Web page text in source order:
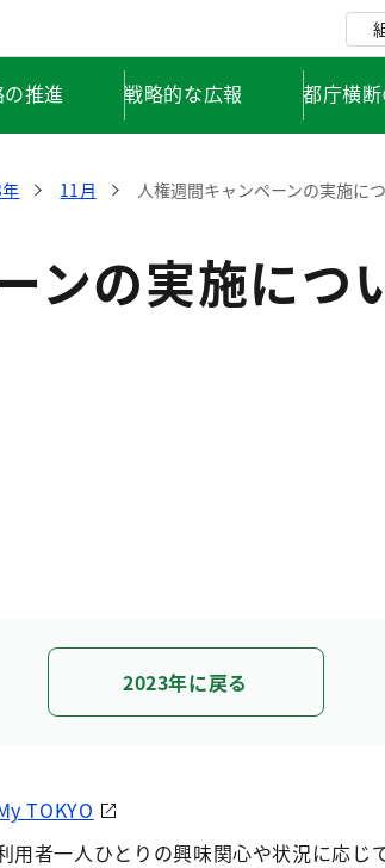
推進 戦略的な広報 都庁横
11月 人権週間キャンペーンの実施に
ンの実施につ
2023年に戻る
TOKYO
用者一人ひとりの興味関心や状況に応